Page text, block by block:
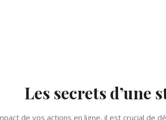
Les secrets d’une
de vos actions en ligne, il est crucial